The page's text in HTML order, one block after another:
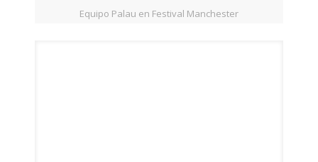
Equipo Palau en Festival Manchester